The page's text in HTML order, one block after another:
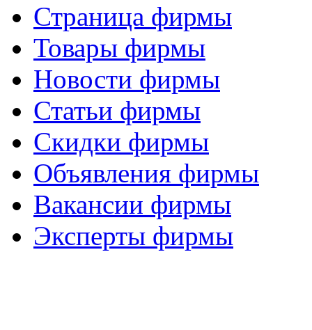
Страница фирмы
Товары фирмы
Новости фирмы
Статьи фирмы
Скидки фирмы
Объявления фирмы
Вакансии фирмы
Эксперты фирмы